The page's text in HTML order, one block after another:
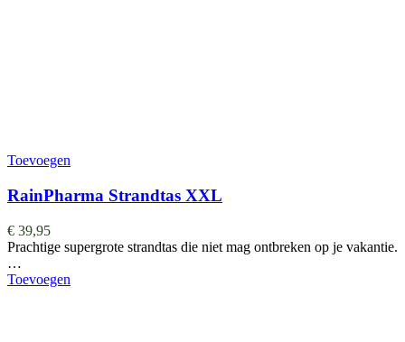
Toevoegen
RainPharma Strandtas XXL
€ 39,95
Prachtige supergrote strandtas die niet mag ontbreken op je vakantie.
…
Toevoegen